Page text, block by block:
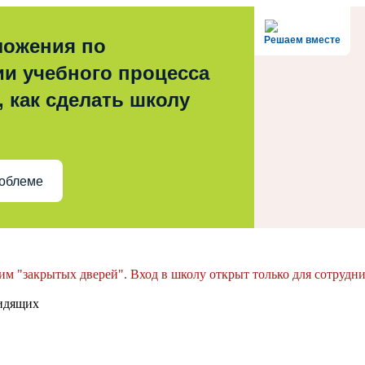
Решаем вместе
по
учебного процесса
как сделать школу
"закрытых дверей". Вход в школу открыт только для